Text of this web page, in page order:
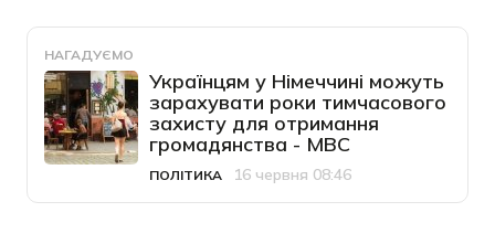
НАГАДУЄМО
Українцям у Німеччині можуть
зарахувати роки тимчасового
захисту для отримання
громадянства - МВС
Категорія
ПОЛІТИКА
Дата публікації
16 червня 08:46